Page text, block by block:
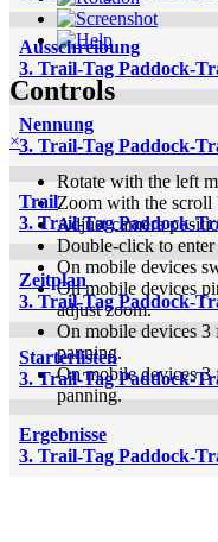
Controls
×
Rotate with the left
Zoom with the scroll
Adjust camera
Double-click to enter
On mobile devices
On mobile devices
adjust zoom.
On mobile devices
panning.
On mobile devices
panning.
Ausschreibung
3. Trail-Tag Paddock-
Nennung
3. Trail-Tag Paddock-
Trail
3. Trail-Tag Paddock-
Zeitplan
3. Trail-Tag Paddock-
Starterlisten
3. Trail-Tag Paddock-
Ergebnisse
3. Trail-Tag Paddock-